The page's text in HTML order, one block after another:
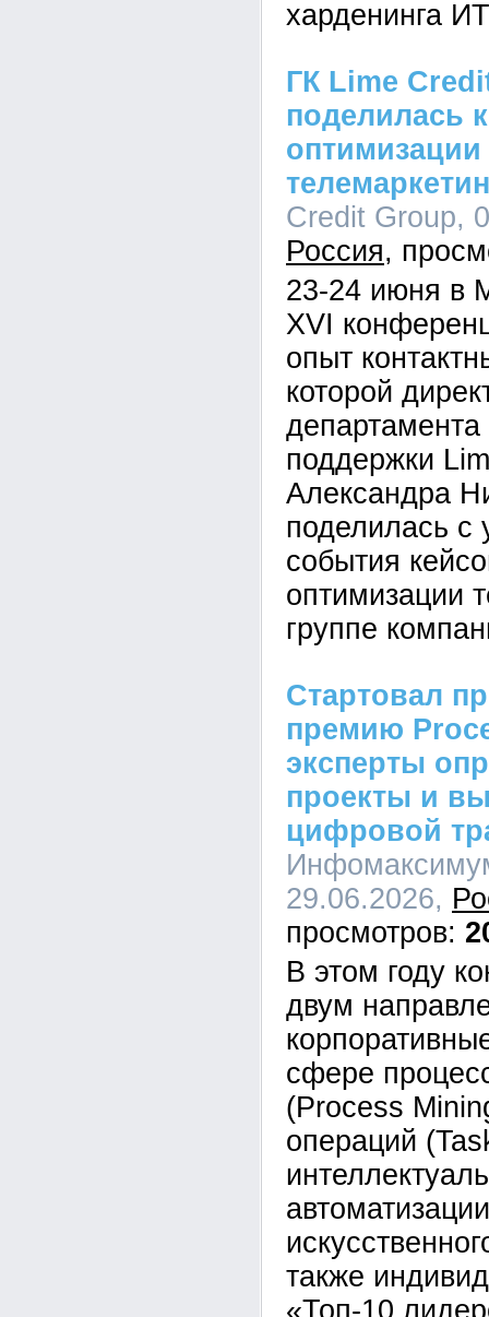
харденинга
ГК Lime
поделилась
оптимизации
Credit Group,
Россия
23-24 июня в
XVI
опыт
которой
департамента
поддержки
Александра
поделилась с
события
оптимизации
группе
Стартовал
премию
эксперты
проекты и
цифровой
29.06.2026,
В этом году
двум
сфере
(Process
операций
также
«Топ-10